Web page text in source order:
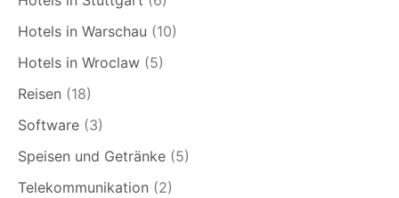
Hotels in Warschau (10)
Hotels in Wroclaw (5)
Reisen (18)
Software (3)
Speisen und Getränke (5)
Telekommunikation (2)